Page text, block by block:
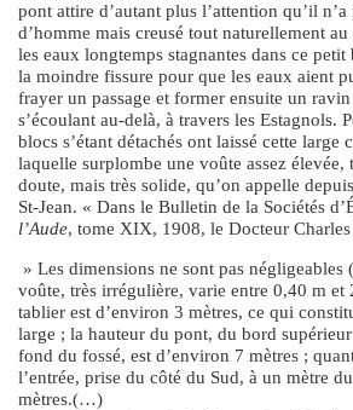
pont attire d’autant plus l’attention qu’il
d’homme mais creusé tout naturellement
les eaux longtemps stagnantes dans ce
la moindre fissure pour que les eaux aient
frayer un passage et former ensuite un
s’écoulant au-delà, à travers les Estagnols.
blocs s’étant détachés ont laissé cette large
laquelle surplombe une voûte assez élevée,
doute, mais très solide, qu’on appelle
St-Jean. « Dans le Bulletin de la Sociétés
l’Aude, tome XIX, 1908, le Docteur
» Les dimensions ne sont pas
voûte, très irrégulière, varie entre 0,40 m et
tablier est d’environ 3 mètres, ce qui
large ; la hauteur du pont, du bord
fond du fossé, est d’environ 7 mètres ;
l’entrée, prise du côté du Sud, à un mètre
mètres.(…)